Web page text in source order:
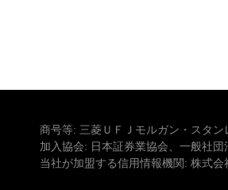
商号等: 三菱ＵＦＪモルガン・スタ
加入協会: 日本証券業協会、一般社
当社が加盟する信用情報機関: 株式